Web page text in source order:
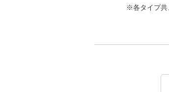
※各タイプ共